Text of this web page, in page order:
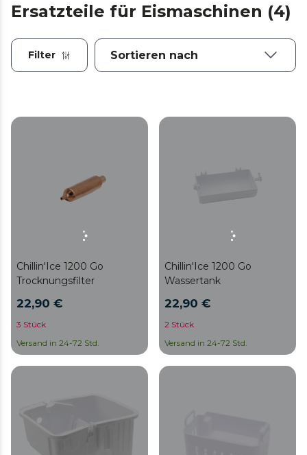
Ersatzteile für Eismaschinen (4)
Filter
Chillin'Ice 1200 Go
Trocknungsfilter
22,90 €
3 Stück
Versand in 24-72 Std.
Chillin'Ice 1200 Go
Wassertank
22,90 €
2 Stück
Versand in 24-72 Std.